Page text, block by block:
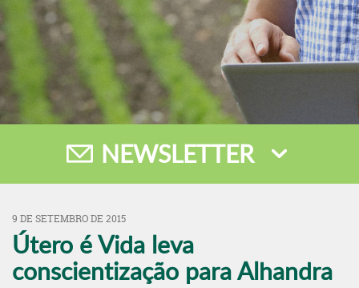
NEWSLETTER
9 DE SETEMBRO DE 2015
Útero é Vida leva
conscientização para Alhandra